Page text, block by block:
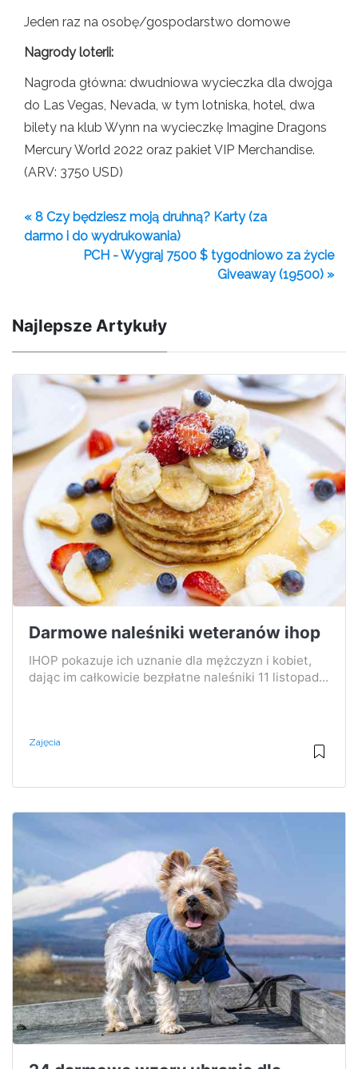
Jeden raz na osobę/gospodarstwo domowe
Nagrody loterii:
Nagroda główna: dwudniowa wycieczka dla dwojga
do Las Vegas, Nevada, w tym lotniska, hotel, dwa
bilety na klub Wynn na wycieczkę Imagine Dragons
Mercury World 2022 oraz pakiet VIP Merchandise.
(ARV: 3750 USD)
« 8 Czy będziesz moją druhną? Karty (za
darmo i do wydrukowania)
PCH - Wygraj 7500 $ tygodniowo za życie
Giveaway (19500) »
Najlepsze Artykuły
Darmowe naleśniki weteranów ihop
IHOP pokazuje ich uznanie dla mężczyzn i kobiet,
dając im całkowicie bezpłatne naleśniki 11 listopad...
Zajęcia